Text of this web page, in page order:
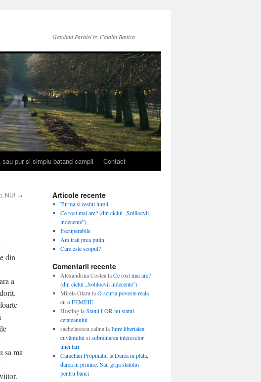
Gandind Paralel by Catalin Banica
pur si simplu batand campii Contact
NU! →
din
a
sa ma
Articole recente
Turma si restul lumii
Ce rost mai are? (din ciclul „Solilocvii
indecente”)
Irecuperabile
Am trait prea putin
Care este scopul?
Comentarii recente
Alexandrina CostealaCe rost mai are?
(din ciclul „Solilocvii indecente”)
Mirela Olaru laO scurta poveste reala
cu o FEMEIE.
HostinglaStatul LOR nu statul
cetateanului
sachelarescu calinalaIntre libertatea
cuvântului si subminarea intereselor
unei tari
Camelian Propinatiu laDarea in plata,
darea in primire. Sau grija statului
pentru banci